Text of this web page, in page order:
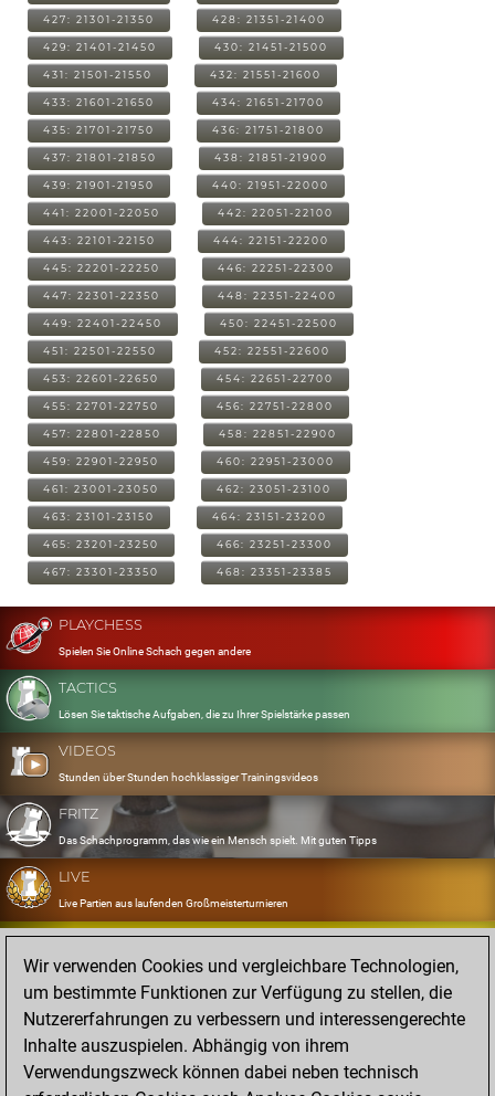
427: 21301-21350 428: 21351-21400
429: 21401-21450 430: 21451-21500
431: 21501-21550 432: 21551-21600
433: 21601-21650 434: 21651-21700
435: 21701-21750 436: 21751-21800
437: 21801-21850 438: 21851-21900
439: 21901-21950 440: 21951-22000
441: 22001-22050 442: 22051-22100
443: 22101-22150 444: 22151-22200
445: 22201-22250 446: 22251-22300
447: 22301-22350 448: 22351-22400
449: 22401-22450 450: 22451-22500
451: 22501-22550 452: 22551-22600
453: 22601-22650 454: 22651-22700
455: 22701-22750 456: 22751-22800
457: 22801-22850 458: 22851-22900
459: 22901-22950 460: 22951-23000
461: 23001-23050 462: 23051-23100
463: 23101-23150 464: 23151-23200
465: 23201-23250 466: 23251-23300
467: 23301-23350 468: 23351-23385
PLAYCHESS
Spielen Sie Online Schach gegen andere
TACTICS
Lösen Sie taktische Aufgaben, die zu Ihrer Spielstärke passen
VIDEOS
Stunden über Stunden hochklassiger Trainingsvideos
FRITZ
Das Schachprogramm, das wie ein Mensch spielt. Mit guten Tipps
LIVE
Live Partien aus laufenden Großmeisterturnieren
OPENINGS
Erfassen und Üben Sie Ihr Eröffnungsrepertoire
DATABASE
Acht Millionen starke Partien
MYGAMES
Speichern und analysieren Sie eigene Partien in der Cloud
Wir verwenden Cookies und vergleichbare Technologien,
um bestimmte Funktionen zur Verfügung zu stellen, die
Nutzererfahrungen zu verbessern und interessengerechte
Inhalte auszuspielen. Abhängig von ihrem
Verwendungszweck können dabei neben technisch